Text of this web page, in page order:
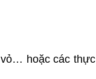
vỏ… hoặc các thực